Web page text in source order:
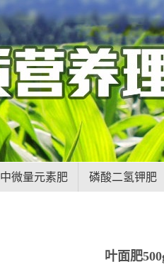
中微量元素肥 磷酸二氢钾肥
叶面肥